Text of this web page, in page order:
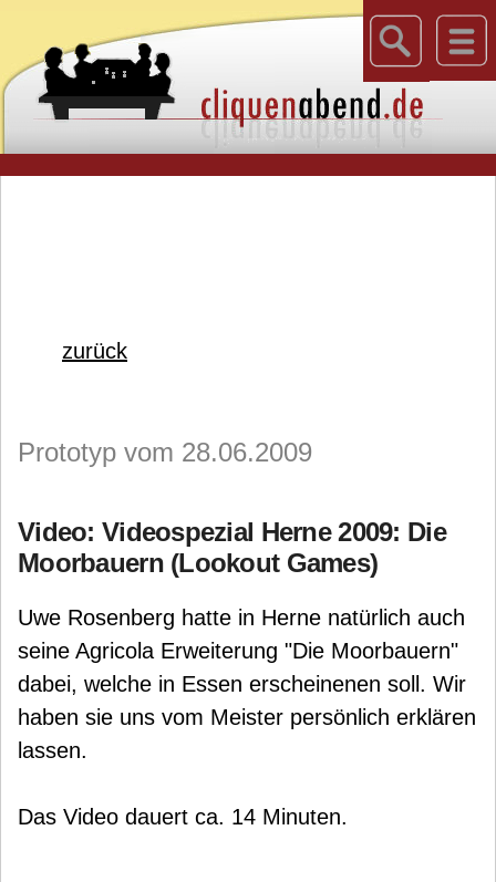
zurück
Prototyp vom 28.06.2009
Video: Videospezial Herne 2009: Die
Moorbauern (Lookout Games)
Uwe Rosenberg hatte in Herne natürlich auch
seine Agricola Erweiterung "Die Moorbauern"
dabei, welche in Essen erscheinenen soll. Wir
haben sie uns vom Meister persönlich erklären
lassen.
Das Video dauert ca. 14 Minuten.